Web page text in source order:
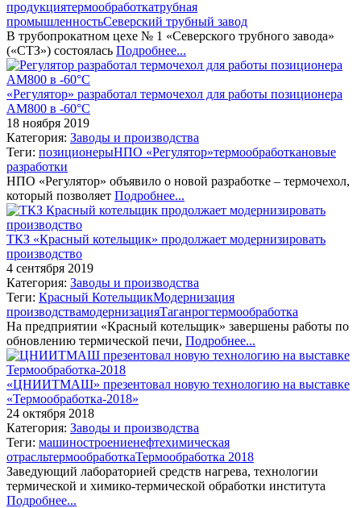
продукциятермообработкатрубная
промышленностьСеверский трубный завод
В трубопрокатном цехе № 1 «Северского трубного завода»
(«СТЗ») состоялась Подробнее...
«Регулятор» разработал термочехол для работы позиционера
АМ800 в -60°С
18 ноября 2019
Категория: Заводы и производства
Теги: позиционерыНПО «Регулятор»термообработкановые
разработки
НПО «Регулятор» объявило о новой разработке ‒ термочехол,
который позволяет Подробнее...
ТКЗ «Красный котельщик» продолжает модернизировать
производство
4 сентября 2019
Категория: Заводы и производства
Теги: Красный КотельщикМодернизация
производствамодернизацияТаганрогтермообработка
На предприятии «Красный котельщик» завершены работы по
обновлению термической печи, Подробнее...
«ЦНИИТМАШ» презентовал новую технологию на выставке
«Термообработка-2018»
24 октября 2018
Категория: Заводы и производства
Теги: машиностроениенефтехимическая
отрасльтермообработкаТермообработка 2018
Заведующий лабораторией средств нагрева, технологии
термической и химико-термической обработки института
Подробнее...